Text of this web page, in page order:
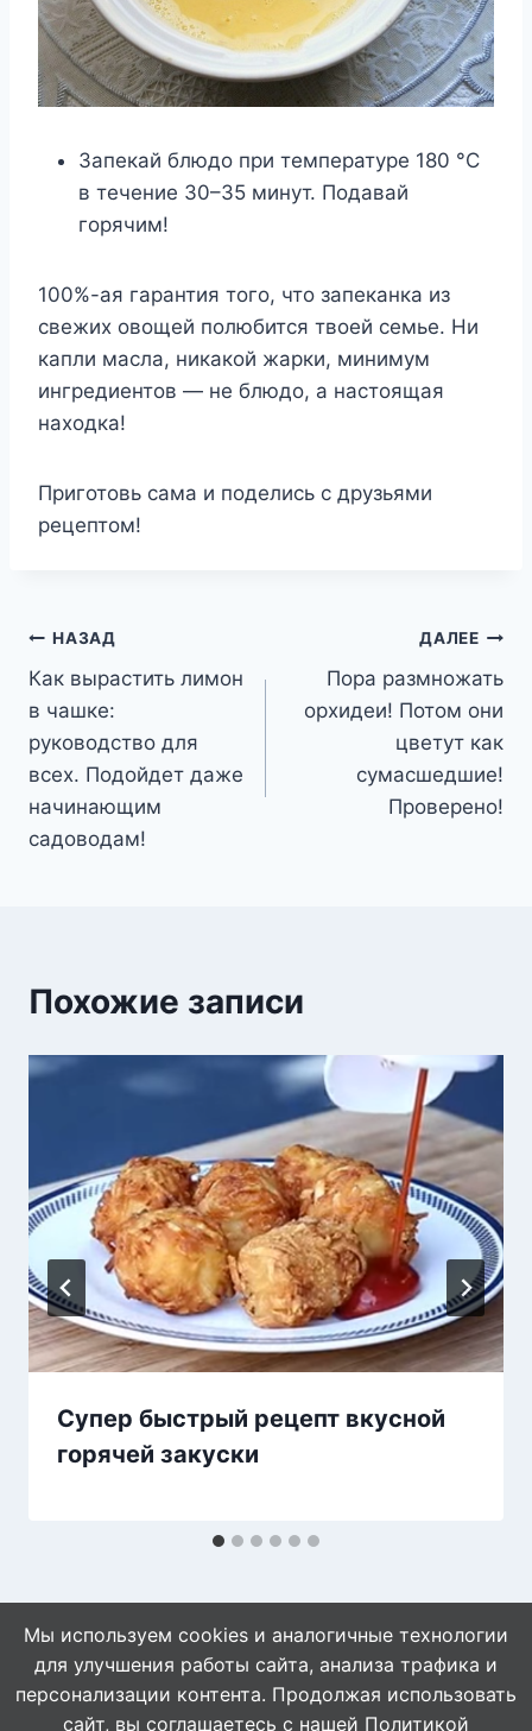
Запекай блюдо при температуре 180 °С
в течение 30–35 минут. Подавай
горячим!
100%-ая гарантия того, что запеканка из
свежих овощей полюбится твоей семье. Ни
капли масла, никакой жарки, минимум
ингредиентов — не блюдо, а настоящая
находка!
Приготовь сама и поделись с друзьями
рецептом!
Навигация
по
записям
НАЗАД
Как вырастить лимон
в чашке:
руководство для
всех. Подойдет даже
начинающим
садоводам!
ДАЛЕЕ
Пора размножать
орхидеи! Потом они
цветут как
сумасшедшие!
Проверено!
Похожие записи
Супер быстрый рецепт вкусной
горячей закуски
Мы используем cookies и аналогичные технологии
для улучшения работы сайта, анализа трафика и
персонализации контента. Продолжая использовать
сайт, вы соглашаетесь с нашей Политикой